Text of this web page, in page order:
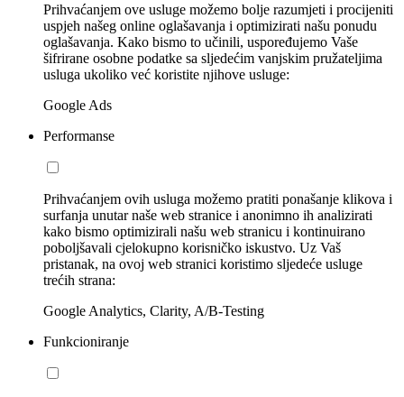
Prihvaćanjem ove usluge možemo bolje razumjeti i procijeniti
uspjeh našeg online oglašavanja i optimizirati našu ponudu
oglašavanja. Kako bismo to učinili, uspoređujemo Vaše
šifrirane osobne podatke sa sljedećim vanjskim pružateljima
usluga ukoliko već koristite njihove usluge:
Google Ads
Performanse
Prihvaćanjem ovih usluga možemo pratiti ponašanje klikova i
surfanja unutar naše web stranice i anonimno ih analizirati
kako bismo optimizirali našu web stranicu i kontinuirano
poboljšavali cjelokupno korisničko iskustvo. Uz Vaš
pristanak, na ovoj web stranici koristimo sljedeće usluge
trećih strana:
Google Analytics, Clarity, A/B-Testing
Funkcioniranje